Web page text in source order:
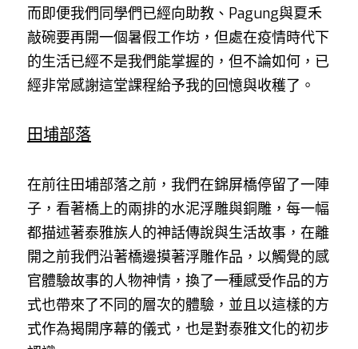
而即便我們同學們已經向助教、Pagung與夏禾
敲碗要再開一個暑假工作坊，但處在疫情時代下
的生活已經不是我們能掌握的，但不論如何，已
經非常感謝這堂課程給予我的回憶與收穫了。
田埔部落
在前往田埔部落之前，我們在錦屏橋停留了一陣
子，看著橋上的兩排的水泥浮雕與銅雕，每一幅
都描述著泰雅族人的神話傳說與生活故事，在離
開之前我們沿著橋邊摸著浮雕作品，以觸覺的感
官體驗故事的人物神情，換了一種感受作品的方
式也帶來了不同的層次的體驗，並且以這樣的方
式作為揭開序幕的儀式，也是對泰雅文化的初步